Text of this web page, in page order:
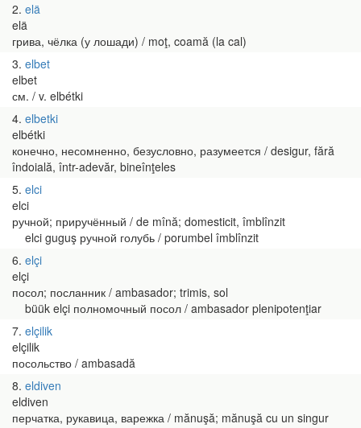
2 elä
elä
грива, чёлка (у лошади) / moţ, coamă (la cal)
3 elbet
elbet
см. / v. elbétki
4 elbetki
elbétki
конечно, несомненно, безусловно, разумеется / desigur, fără
îndoială, într-adevăr, bineînţeles
5 elci
elci
ручной; приручённый / de mînă; domesticit, îmblînzit
elci guguş ручной голубь / porumbel îmblînzit
6 elçi
elçi
посол; посланник / ambasador; trimis, sol
büük elçi полномочный посол / ambasador plenipotenţiar
7 elçilik
elçilik
посольство / ambasadă
8 eldiven
eldiven
перчатка, рукавица, варежка / mănuşă; mănuşă cu un singur